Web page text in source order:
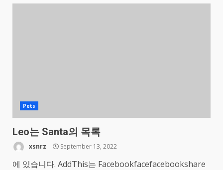
Pets
Leo는 Santa의 목록
xsnrz September 13, 2022
에 있습니다. AddThis는 Facebookfacefacebookshare